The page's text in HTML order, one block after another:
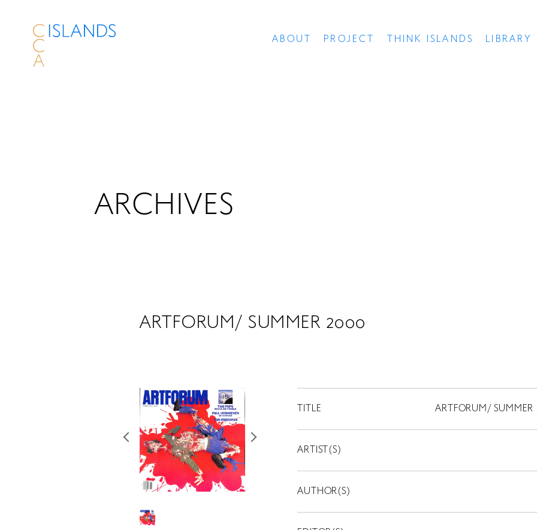
ABOUT PROJECT THINK ISLANDS LIBRARY
ARCHIVES
ARTFORUM/ SUMMER 2000
TITLE ARTFORUM/ SUMMER
ARTIST(S)
AUTHOR(S)